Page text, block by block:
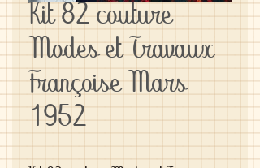
Kit 82 couture
Modes et Travaux
Françoise Mars
1952